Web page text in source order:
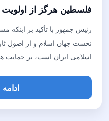
فلسطین هرگز از اولویت
رئیس جمهور با تأکید بر اینکه
نخست جهان اسلام و از اصول
اسلامی ایران است، بر حمایت